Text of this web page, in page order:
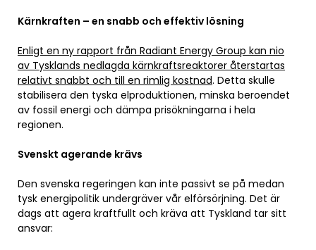
Kärnkraften – en snabb och effektiv lösning
Enligt en ny rapport från Radiant Energy Group kan nio
av Tysklands nedlagda kärnkraftsreaktorer återstartas
relativt snabbt och till en rimlig kostnad. Detta skulle
stabilisera den tyska elproduktionen, minska beroendet
av fossil energi och dämpa prisökningarna i hela
regionen.
Svenskt agerande krävs
Den svenska regeringen kan inte passivt se på medan
tysk energipolitik undergräver vår elförsörjning. Det är
dags att agera kraftfullt och kräva att Tyskland tar sitt
ansvar: